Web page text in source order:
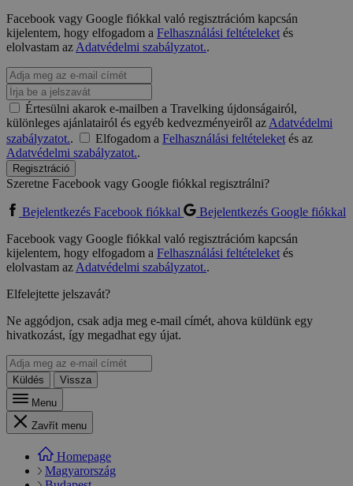
Facebook vagy Google fiókkal való regisztrációm kapcsán
kijelentem, hogy elfogadom a Felhasználási feltételeketés
elolvastam azAdatvédelmi szabályzatot..
Értesülni akarok e-mailben a Travelking újdonságairól,
különleges ajánlatairól és egyéb kedvezményeiről azAdatvédelmi
szabályzatot.. Elfogadom a Felhasználási feltételeketés az
Adatvédelmi szabályzatot..
Regisztráció
Szeretne Facebook vagy Google fiókkal regisztrálni?
Bejelentkezés Facebook fiókkal
Bejelentkezés Google fiókkal
Facebook vagy Google fiókkal való regisztrációm kapcsán
kijelentem, hogy elfogadom a Felhasználási feltételeketés
elolvastam azAdatvédelmi szabályzatot..
Elfelejtette jelszavát?
Ne aggódjon, csak adja meg e-mail címét, ahova küldünk egy
hivatkozást, így megadhat egy újat.
Küldés
Vissza
Menu
Zavřít menu
Homepage
Magyarország